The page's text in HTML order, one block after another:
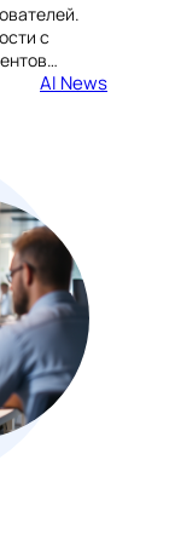
с
AI News